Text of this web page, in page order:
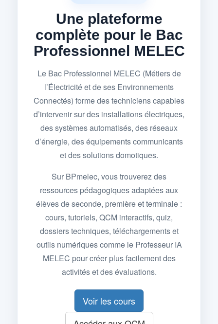
Une plateforme
complète pour le Bac
Professionnel MELEC
Le Bac Professionnel MELEC (Métiers de
l’Électricité et de ses Environnements
Connectés) forme des techniciens capables
d’intervenir sur des installations électriques,
des systèmes automatisés, des réseaux
d’énergie, des équipements communicants
et des solutions domotiques.
Sur BPmelec, vous trouverez des
ressources pédagogiques adaptées aux
élèves de seconde, première et terminale :
cours, tutoriels, QCM interactifs, quiz,
dossiers techniques, téléchargements et
outils numériques comme le Professeur IA
MELEC pour créer plus facilement des
activités et des évaluations.
Voir les cours